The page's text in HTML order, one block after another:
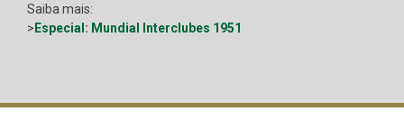
Saiba mais:
> Especial: Mundial Interclubes 1951